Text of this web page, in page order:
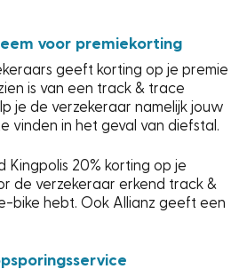
voor premiekorting
geeft korting op je premie
is van een track & trace
je de verzekeraar namelijk jouw
vinden in het geval van diefstal.
Kingpolis 20% korting op je
de verzekeraar erkend track &
bike hebt. Ook Allianz geeft een